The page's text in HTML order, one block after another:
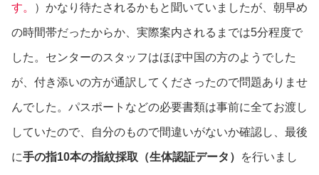
す。 ）かなり待たされるかもと聞いていましたが、朝早め
の時間帯だったからか、実際案内されるまでは5分程度で
した。センターのスタッフはほぼ中国の方のようでした
が、付き添いの方が通訳してくださったので問題ありませ
んでした。パスポートなどの必要書類は事前に全てお渡し
していたので、自分のもので間違いがないか確認し、最後
に手の指10本の指紋採取（生体認証データ） を行いまし